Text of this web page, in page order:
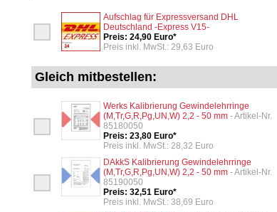
Aufschlag für Expressversand DHL
Deutschland -Express V15-
Preis: 24,90 Euro*
Preis inkl. MwSt.: 29,63 Euro
Gleich mitbestellen:
Werks Kalibrierung Gewindelehrringe
(M,Tr,G,R,Pg,UN,W) 2,2 - 50 mm - Artikel-Nr.
85180050
Preis: 23,80 Euro*
Preis inkl. MwSt.: 28,32 Euro
DAkkS Kalibrierung Gewindelehrringe
(M,Tr,G,R,Pg,UN,W) 2,2 - 50 mm - Artikel-Nr.
85190050
Preis: 32,51 Euro*
Preis inkl. MwSt.: 38,69 Euro